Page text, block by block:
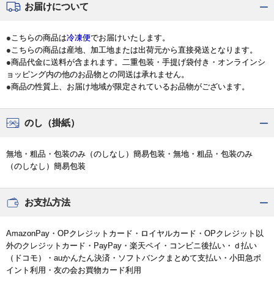
お届けについて
●こちらの商品は冷凍便でお届けいたします。
●こちらの商品は産地、加工地または出荷元から直接発送となります。
●商品代金に送料が含まれます。二重包装・手提げ袋付き・オンラインシ
ョッピング内の他のお品物との同送は承れません。
●商品の性質上、お届け地域が限定されているお品物がございます。
のし（掛紙）
無地・粗品・包装のみ（のしなし）簡易包装・無地・粗品・包装のみ
（のしなし）簡易包装
お支払方法
AmazonPay・OPクレジットカード・ロイヤルカード・OPクレジット以
外のクレジットカード・PayPay・楽天ペイ・コンビニ後払い・ｄ払い
（ドコモ）・auかんたん決済・ソフトバンクまとめて支払い・小田急ポ
イント利用・友の会お買物カード利用